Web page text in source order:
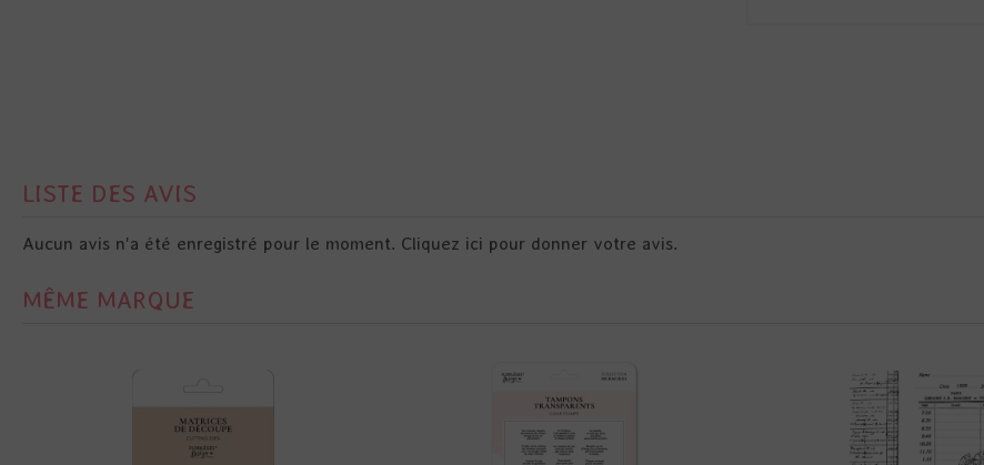
LISTE DES AVIS
Aucun avis n'a été enregistré pour le moment. Cliquez ici pour donner votre avis.
MÊME MARQUE